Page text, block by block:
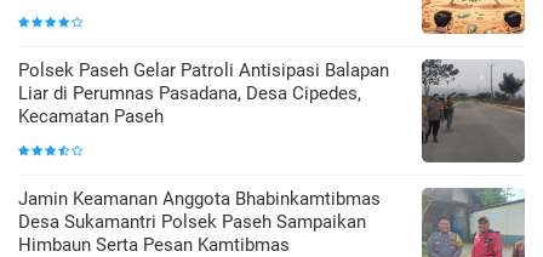
Polsek Paseh Gelar Patroli Antisipasi Balapan
Liar di Perumnas Pasadana, Desa Cipedes,
Kecamatan Paseh
Jamin Keamanan Anggota Bhabinkamtibmas
Desa Sukamantri Polsek Paseh Sampaikan
Himbaun Serta Pesan Kamtibmas